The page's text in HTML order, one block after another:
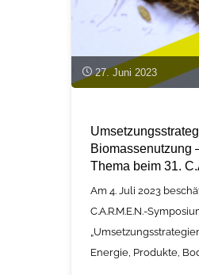
27. Juni 2023
Biomassenutzung
Thema beim 31.
Am 4. Juli 2023
C.A.R.M.E.N.-
Energie, Produkte,